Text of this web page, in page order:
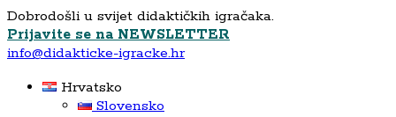
Dobrodošli u svijet didaktičkih igračaka.
Prijavite se na NEWSLETTER
info@didakticke-igracke.hr
Hrvatsko
Slovensko